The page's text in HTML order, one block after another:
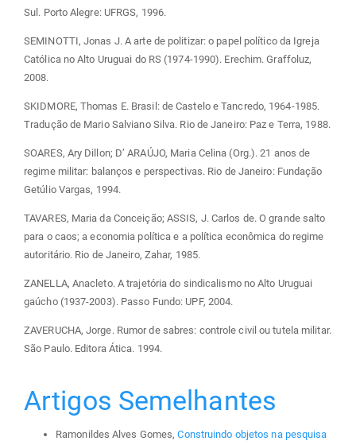
Sul. Porto Alegre: UFRGS, 1996.
SEMINOTTI, Jonas J. A arte de politizar: o papel político da Igreja
Católica no Alto Uruguai do RS (1974-1990). Erechim. Graffoluz,
2008.
SKIDMORE, Thomas E. Brasil: de Castelo e Tancredo, 1964-1985.
Tradução de Mario Salviano Silva. Rio de Janeiro: Paz e Terra, 1988.
SOARES, Ary Dillon; D’ ARAÚJO, Maria Celina (Org.). 21 anos de
regime militar: balanços e perspectivas. Rio de Janeiro: Fundação
Getúlio Vargas, 1994.
TAVARES, Maria da Conceição; ASSIS, J. Carlos de. O grande salto
para o caos; a economia política e a política econômica do regime
autoritário. Rio de Janeiro, Zahar, 1985.
ZANELLA, Anacleto. A trajetória do sindicalismo no Alto Uruguai
gaúcho (1937-2003). Passo Fundo: UPF, 2004.
ZAVERUCHA, Jorge. Rumor de sabres: controle civil ou tutela militar.
São Paulo. Editora Ática. 1994.
Artigos Semelhantes
Ramonildes Alves Gomes,Construindo objetos na pesquisa